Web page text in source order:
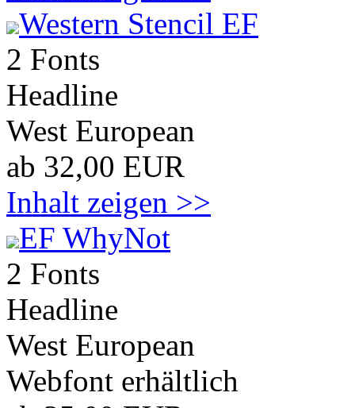
Western Stencil EF
2 Fonts
Headline
West European
ab 32,00 EUR
Inhalt zeigen >>
EF WhyNot
2 Fonts
Headline
West European
Webfont erhältlich